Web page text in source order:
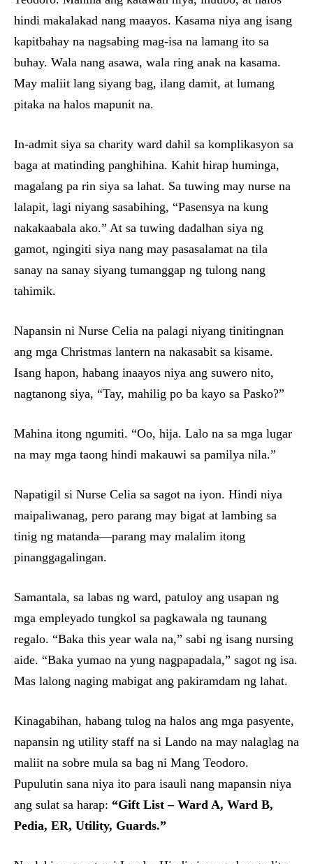
hindi makalakad nang maayos. Kasama niya ang isang
kapitbahay na nagsabing mag-isa na lamang ito sa
buhay. Wala nang asawa, wala ring anak na kasama.
May maliit lang siyang bag, ilang damit, at lumang
pitaka na halos mapunit na.
In-admit siya sa charity ward dahil sa komplikasyon sa
baga at matinding panghihina. Kahit hirap huminga,
magalang pa rin siya sa lahat. Sa tuwing may nurse na
lalapit, lagi niyang sasabihing, “Pasensya na kung
nakakaabala ako.” At sa tuwing dadalhan siya ng
gamot, ngingiti siya nang may pasasalamat na tila
sanay na sanay siyang tumanggap ng tulong nang
tahimik.
Napansin ni Nurse Celia na palagi niyang tinitingnan
ang mga Christmas lantern na nakasabit sa kisame.
Isang hapon, habang inaayos niya ang suwero nito,
nagtanong siya, “Tay, mahilig po ba kayo sa Pasko?”
Mahina itong ngumiti. “Oo, hija. Lalo na sa mga lugar
na may mga taong hindi makauwi sa pamilya nila.”
Napatigil si Nurse Celia sa sagot na iyon. Hindi niya
maipaliwanag, pero parang may bigat at lambing sa
tinig ng matanda—parang may malalim itong
pinanggagalingan.
Samantala, sa labas ng ward, patuloy ang usapan ng
mga empleyado tungkol sa pagkawala ng taunang
regalo. “Baka this year wala na,” sabi ng isang nursing
aide. “Baka yumao na yung nagpapadala,” sagot ng isa.
Mas lalong naging mabigat ang pakiramdam ng lahat.
Kinagabihan, habang tulog na halos ang mga pasyente,
napansin ng utility staff na si Lando na may nalaglag na
maliit na sobre mula sa bag ni Mang Teodoro.
Pupulutin sana niya ito para isauli nang mapansin niya
ang sulat sa harap: “Gift List – Ward A, Ward B,
Pedia, ER, Utility, Guards.”